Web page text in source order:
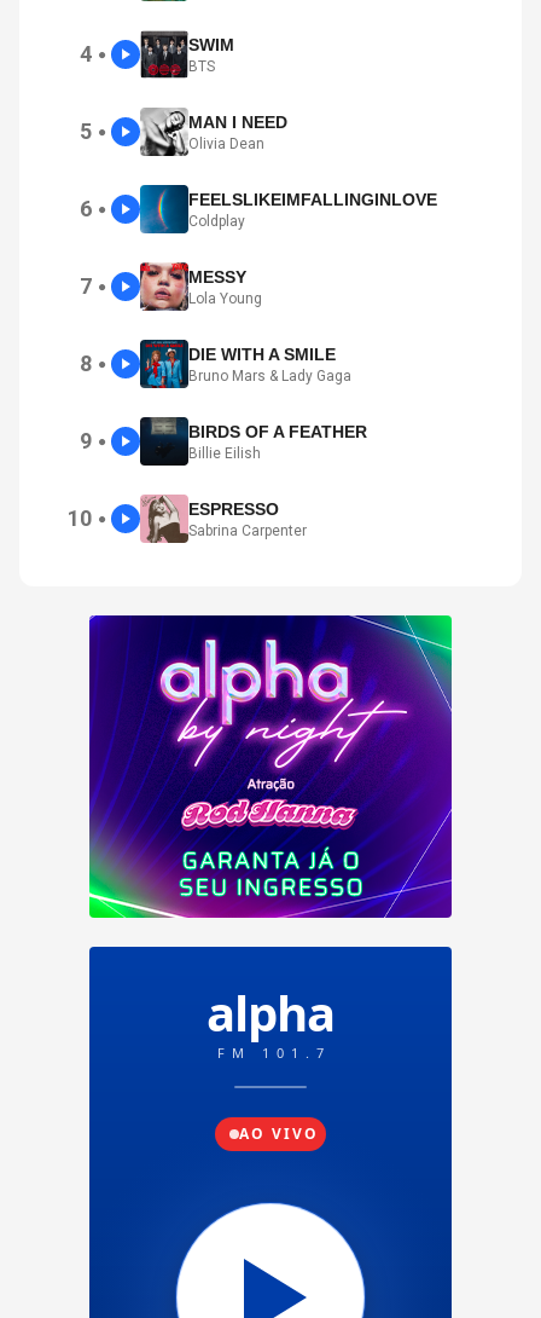
4 ● SWIM
BTS
5 ● MAN I NEED
Olivia Dean
6 ● FEELSLIKEIMFALLINGINLOVE
Coldplay
7 ● MESSY
Lola Young
8 ● DIE WITH A SMILE
Bruno Mars & Lady Gaga
9 ● BIRDS OF A FEATHER
Billie Eilish
10 ● ESPRESSO
Sabrina Carpenter